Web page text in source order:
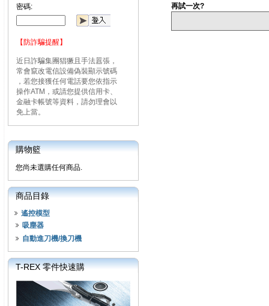
密碼:
【防詐騙提醒】
近日詐騙集團猖獗且手法囂張，
常會竄改電信設備偽裝顯示號碼
，若您接獲任何電話要您依指示
操作ATM，或請您提供信用卡、
金融卡帳號等資料，請勿理會以
免上當。
購物籃
您尚未選購任何商品.
商品目錄
遙控模型
吸塵器
自動進刀機/換刀機
T-REX 零件快速購
再試一次?